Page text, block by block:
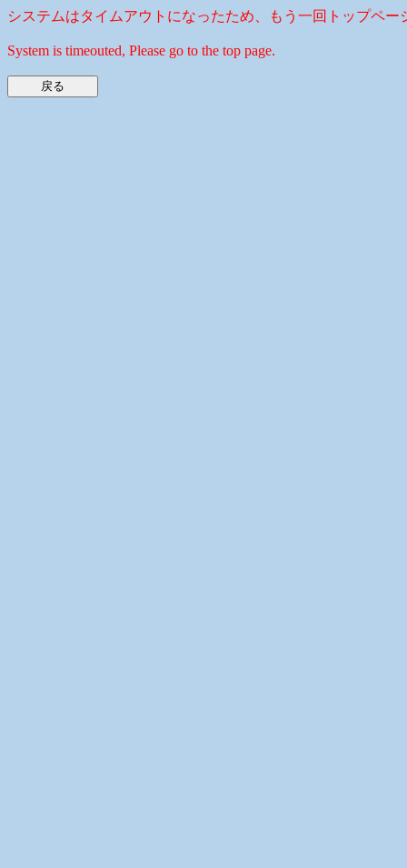
システムはタイムアウトになったため、もう一回トップペー
System is timeouted, Please go to the top page.